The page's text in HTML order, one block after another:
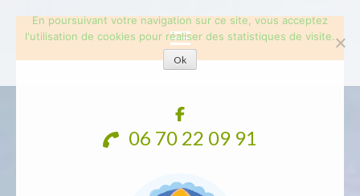
06 70 22 09 91
En poursuivant votre navigation sur ce site, vous acceptez
l'utilisation de cookies pour réaliser des statistiques de visite.
Ok